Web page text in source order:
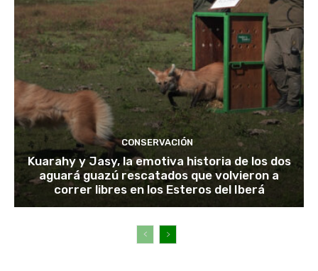
CONSERVACIÓN
Kuarahy y Jasy, la emotiva historia de los dos
aguará guazú rescatados que volvieron a
correr libres en los Esteros del Iberá